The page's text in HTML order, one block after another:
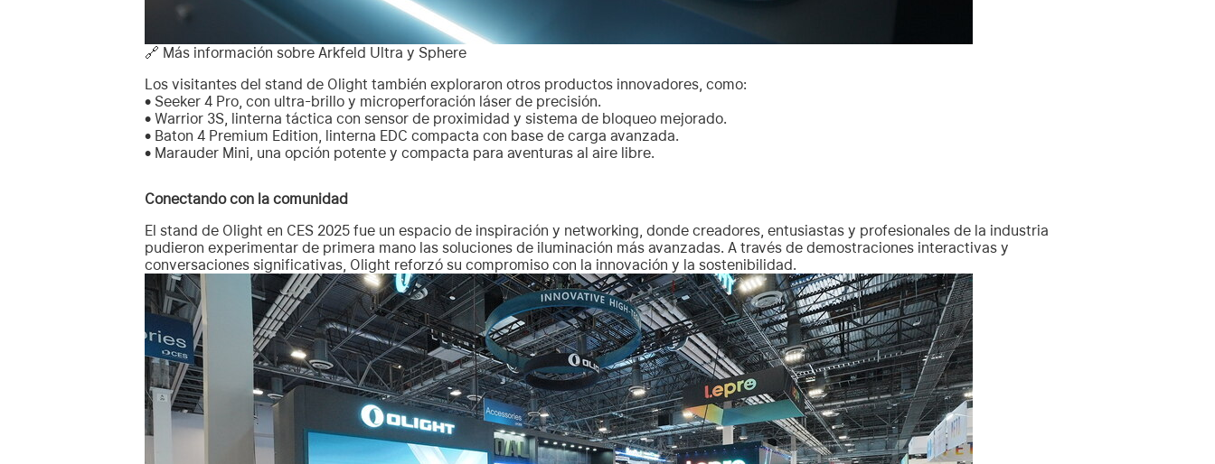
🔗 Más información sobre Arkfeld Ultra y Sphere
Los visitantes del stand de Olight también exploraron otros productos innovadores, como:
• Seeker 4 Pro, con ultra-brillo y microperforación láser de precisión.
• Warrior 3S, linterna táctica con sensor de proximidad y sistema de bloqueo mejorado.
• Baton 4 Premium Edition, linterna EDC compacta con base de carga avanzada.
• Marauder Mini, una opción potente y compacta para aventuras al aire libre.
Conectando con la comunidad
El stand de Olight en CES 2025 fue un espacio de inspiración y networking, donde creadores, entusiastas y profesionales de la industria
pudieron experimentar de primera mano las soluciones de iluminación más avanzadas. A través de demostraciones interactivas y
conversaciones significativas, Olight reforzó su compromiso con la innovación y la sostenibilidad.